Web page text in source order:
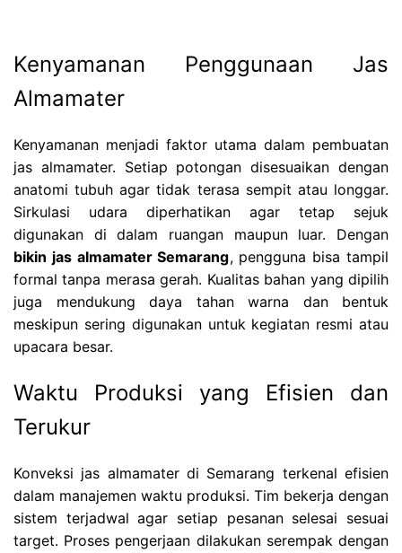
Kenyamanan Penggunaan Jas
Almamater
Kenyamanan menjadi faktor utama dalam pembuatan
jas almamater. Setiap potongan disesuaikan dengan
anatomi tubuh agar tidak terasa sempit atau longgar.
Sirkulasi udara diperhatikan agar tetap sejuk
digunakan di dalam ruangan maupun luar. Dengan
bikin jas almamater Semarang, pengguna bisa tampil
formal tanpa merasa gerah. Kualitas bahan yang dipilih
juga mendukung daya tahan warna dan bentuk
meskipun sering digunakan untuk kegiatan resmi atau
upacara besar.
Waktu Produksi yang Efisien dan
Terukur
Konveksi jas almamater di Semarang terkenal efisien
dalam manajemen waktu produksi. Tim bekerja dengan
sistem terjadwal agar setiap pesanan selesai sesuai
target. Proses pengerjaan dilakukan serempak dengan